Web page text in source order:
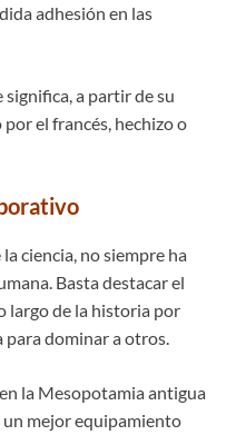
adhesión en las
a partir de su
el francés, hechizo o
ciencia, no siempre ha
Basta destacar el
largo de la historia por
dominar a otros.
la Mesopotamia antigua
mejor equipamiento